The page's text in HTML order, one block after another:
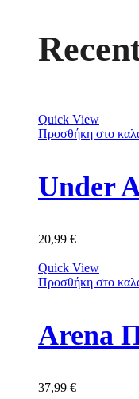
Quick View
Προσθήκη στο
Under
20,99 €
Quick View
Προσθήκη στο
Arena
37,99 €